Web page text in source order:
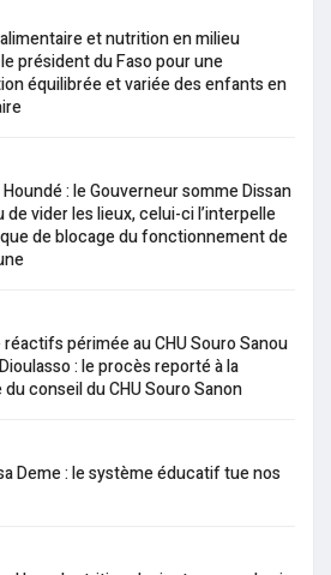
et nutrition en milieu
président du Faso pour une
équilibrée et variée des enfants en
: le Gouverneur somme Dissan
de vider les lieux, celui-ci l’interpelle
de blocage du fonctionnement de
réactifs périmée au CHU Souro Sanou
: le procès reporté à la
conseil du CHU Souro Sanon
Deme : le système éducatif tue nos